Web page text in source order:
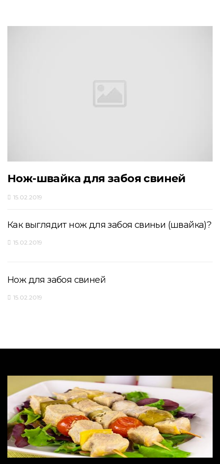
Нож-швайка для забоя свиней
15.02.2019
Как выглядит нож для забоя свиньи (швайка)?
15.02.2019
Нож для забоя свиней
15.02.2019